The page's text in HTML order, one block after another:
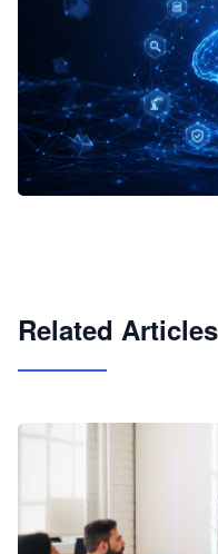
Related Articles